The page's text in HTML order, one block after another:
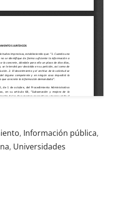
, Información pública,
, Universidades